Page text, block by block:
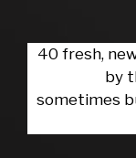
40 fresh,
by
sometimes